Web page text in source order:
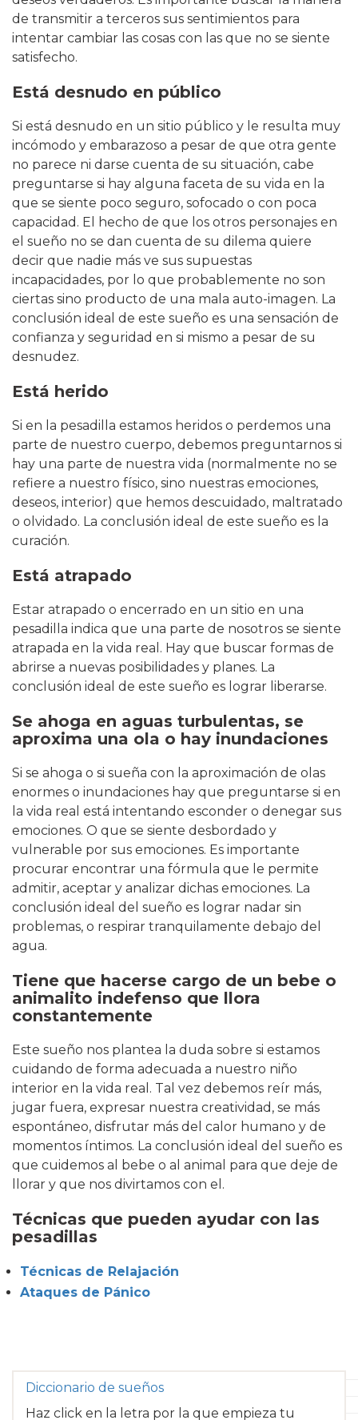
de transmitir a terceros sus sentimientos para
intentar cambiar las cosas con las que no se siente
satisfecho.
Está desnudo en público
Si está desnudo en un sitio público y le resulta muy
incómodo y embarazoso a pesar de que otra gente
no parece ni darse cuenta de su situación, cabe
preguntarse si hay alguna faceta de su vida en la
que se siente poco seguro, sofocado o con poca
capacidad. El hecho de que los otros personajes en
el sueño no se dan cuenta de su dilema quiere
decir que nadie más ve sus supuestas
incapacidades, por lo que probablemente no son
ciertas sino producto de una mala auto-imagen. La
conclusión ideal de este sueño es una sensación de
confianza y seguridad en si mismo a pesar de su
desnudez.
Está herido
Si en la pesadilla estamos heridos o perdemos una
parte de nuestro cuerpo, debemos preguntarnos si
hay una parte de nuestra vida (normalmente no se
refiere a nuestro físico, sino nuestras emociones,
deseos, interior) que hemos descuidado, maltratado
o olvidado. La conclusión ideal de este sueño es la
curación.
Está atrapado
Estar atrapado o encerrado en un sitio en una
pesadilla indica que una parte de nosotros se siente
atrapada en la vida real. Hay que buscar formas de
abrirse a nuevas posibilidades y planes. La
conclusión ideal de este sueño es lograr liberarse.
Se ahoga en aguas turbulentas, se
aproxima una ola o hay inundaciones
Si se ahoga o si sueña con la aproximación de olas
enormes o inundaciones hay que preguntarse si en
la vida real está intentando esconder o denegar sus
emociones. O que se siente desbordado y
vulnerable por sus emociones. Es importante
procurar encontrar una fórmula que le permite
admitir, aceptar y analizar dichas emociones. La
conclusión ideal del sueño es lograr nadar sin
problemas, o respirar tranquilamente debajo del
agua.
Tiene que hacerse cargo de un bebe o
animalito indefenso que llora
constantemente
Este sueño nos plantea la duda sobre si estamos
cuidando de forma adecuada a nuestro niño
interior en la vida real. Tal vez debemos reír más,
jugar fuera, expresar nuestra creatividad, se más
espontáneo, disfrutar más del calor humano y de
momentos íntimos. La conclusión ideal del sueño es
que cuidemos al bebe o al animal para que deje de
llorar y que nos divirtamos con el.
Técnicas que pueden ayudar con las
pesadillas
Técnicas de Relajación
Ataques de Pánico
Diccionario de sueños
Haz click en la letra por la que empieza tu